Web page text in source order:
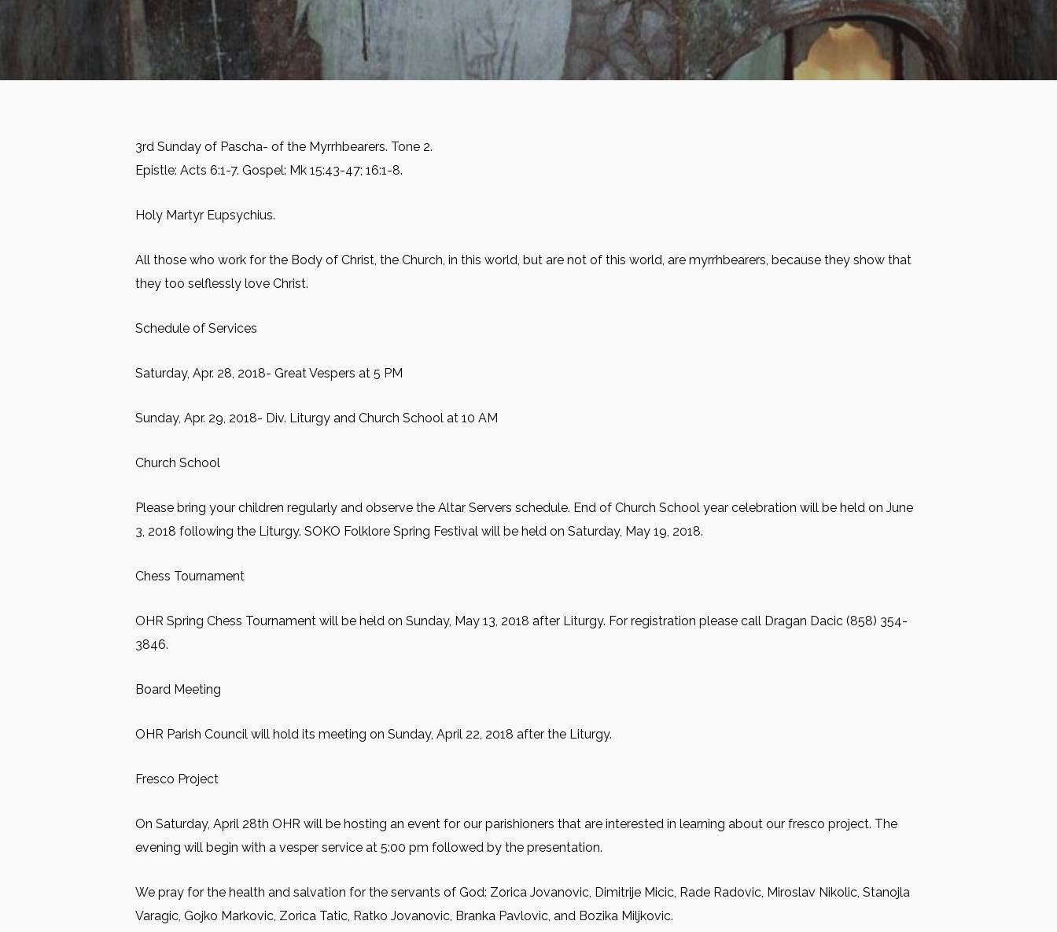
3rd Sunday of Pascha- of the Myrrhbearers. Tone 2.
Epistle: Acts 6:1-7. Gospel: Mk 15:43-47; 16:1-8.
Holy Martyr Eupsychius.
All those who work for the Body of Christ, the Church, in this world, but are not of this world, are myrrhbearers, because they show that
they too selflessly love Christ.
Schedule of Services
Saturday, Apr. 28, 2018- Great Vespers at 5 PM
Sunday, Apr. 29, 2018- Div. Liturgy and Church School at 10 AM
Church School
Please bring your children regularly and observe the Altar Servers schedule. End of Church School year celebration will be held on June
3, 2018 following the Liturgy. SOKO Folklore Spring Festival will be held on Saturday, May 19, 2018.
Chess Tournament
OHR Spring Chess Tournament will be held on Sunday, May 13, 2018 after Liturgy. For registration please call Dragan Dacic (858) 354-
3846.
Board Meeting
OHR Parish Council will hold its meeting on Sunday, April 22, 2018 after the Liturgy.
Fresco Project
On Saturday, April 28th OHR will be hosting an event for our parishioners that are interested in learning about our fresco project. The
evening will begin with a vesper service at 5:00 pm followed by the presentation.
We pray for the health and salvation for the servants of God: Zorica Jovanovic, Dimitrije Micic, Rade Radovic, Miroslav Nikolic, Stanojla
Varagic, Gojko Markovic, Zorica Tatic, Ratko Jovanovic, Branka Pavlovic, and Bozika Miljkovic.